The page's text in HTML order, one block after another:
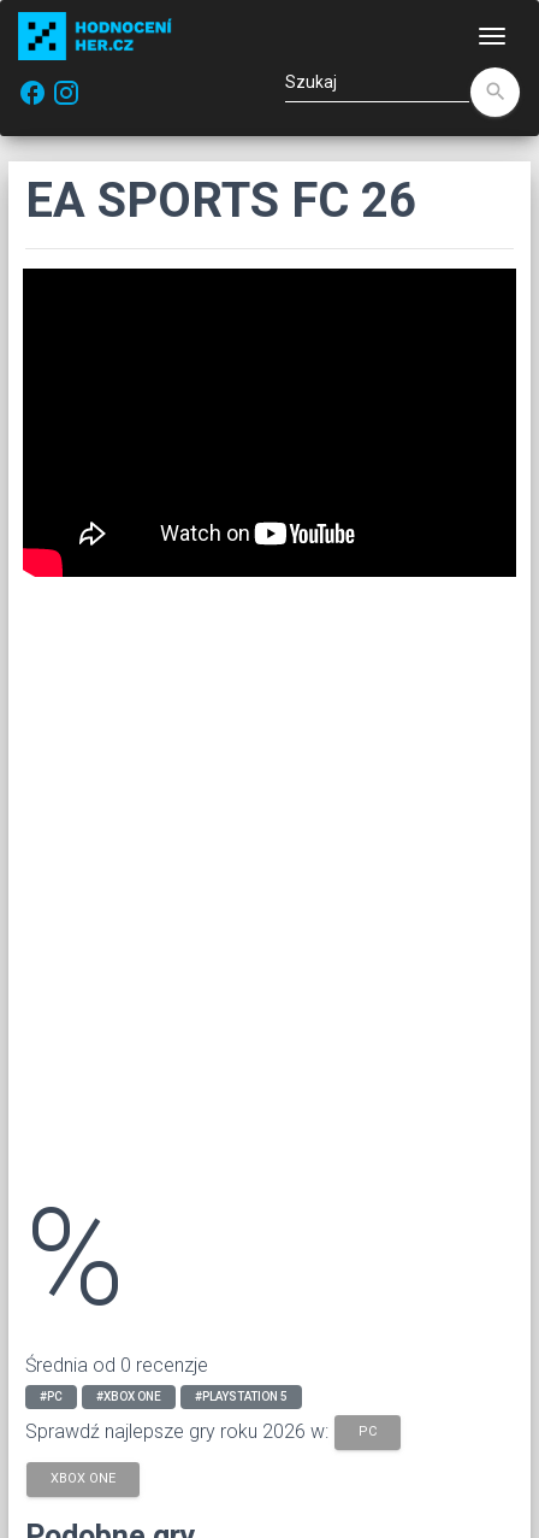
facebook
search
EA SPORTS FC 26
%
Średnia od 0 recenzje
#PC #XBOX ONE #PLAYSTATION 5
Sprawdź najlepsze gry roku 2026 w: PC
XBOX ONE